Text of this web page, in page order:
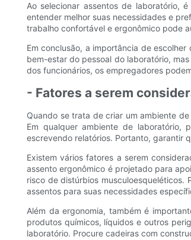
Ao selecionar assentos de laboratório,
entender melhor suas necessidades e
trabalho confortável e ergonômico pode
Em conclusão, a importância de
bem-estar do pessoal do laboratório,
dos funcionários, os empregadores
- Fatores a serem
Quando se trata de criar um ambiente
Em qualquer ambiente de laboratório,
escrevendo relatórios. Portanto, garantir
Existem vários fatores a serem
assento ergonômico é projetado para
risco de distúrbios
assentos para suas necessidades
Além da ergonomia, também é
produtos químicos, líquidos e outros
laboratório. Procure cadeiras com